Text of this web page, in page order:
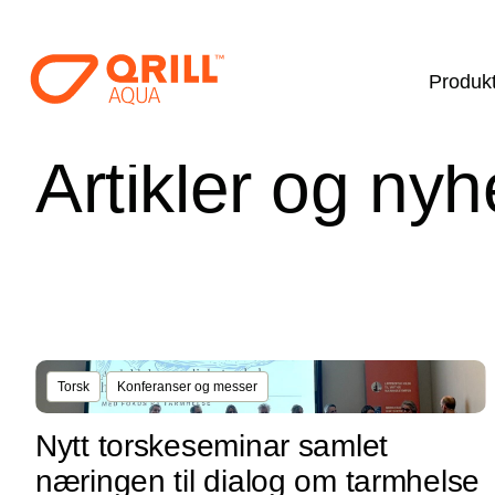
Artikler og
Torsk Konferanser og messer
Nytt torskeseminar samlet
næringen til dialog om tarmhelse